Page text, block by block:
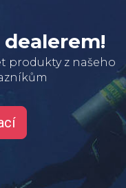
produkty z našeho